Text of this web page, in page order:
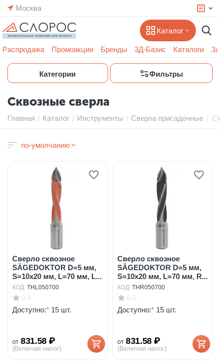
Москва
Каталог
Распродажа Промоакции Бренды 3Д-Базис Каталоги
Категории Фильтры
Сквозные сверла
Главная / Каталог / Инструменты / Сверла присадочные /
по-умолчанию
Сверло сквозное
SÄGEDOKTOR D=5 мм,
S=10x20 мм, L=70 мм, L...
КОД: THL050700
0.0
Доступно:* 15 шт.
от 831.58 ₽
(Включая налог)
Сверло сквозное
SÄGEDOKTOR D=5 мм,
S=10x20 мм, L=70 мм, R...
КОД: THR050700
0.0
Доступно:* 15 шт.
от 831.58 ₽
(Включая налог)